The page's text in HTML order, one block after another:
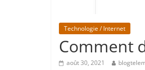
Technologie / Internet
Comment
août 30, 2021